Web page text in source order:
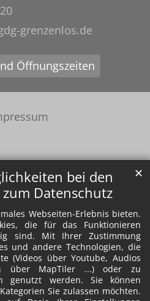
bei den
Datenschutz
Webseiten-Erlebnis bieten.
die für das Funktionieren
sind. Mit Ihrer Zustimmung
und andere Technologien, die
(Videos über Youtube, Audios
über MapTiler ...) oder zu
genutzt werden. Sie können
Sie zulassen möchten.
✕
grenzenlos.de
Öffnungszeiten